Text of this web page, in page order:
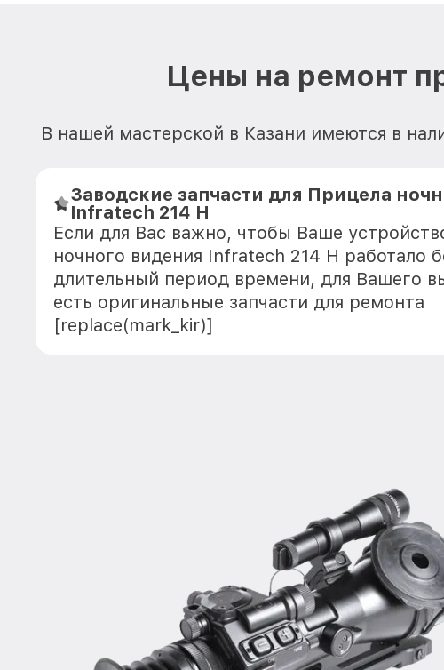
Цены на ремонт
В нашей мастерской в Казани имеются в
Заводские запчасти для Прицела
Infratech 214 Н
Если для Вас важно, чтобы Ваше
ночного видения Infratech 214 Н работало
длительный период времени, для Вашего
есть оригинальные запчасти для ремонта
[replace(mark_kir)]